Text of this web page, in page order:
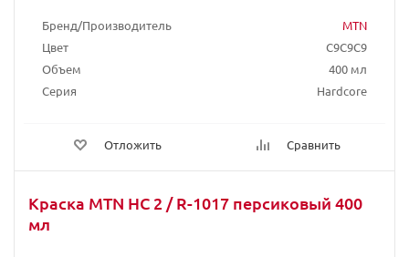
Бренд/Производитель
MTN
Цвет
C9C9C9
Объем
400 мл
Серия
Hardcore
Отложить Сравнить
Краска MTN HC 2 / R-1017 персиковый 400
мл